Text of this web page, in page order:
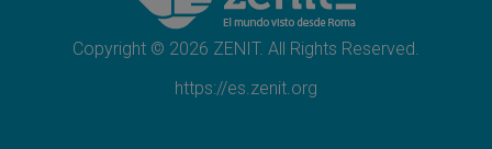
Copyright © 2026 ZENIT. All Rights Reserved.
https://es.zenit.org